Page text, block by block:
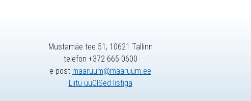
Mustamäe tee 51, 10621 Tallinn
telefon +372 665 0600
e-post maaruum@maaruum.ee
Liitu uuGISed listiga